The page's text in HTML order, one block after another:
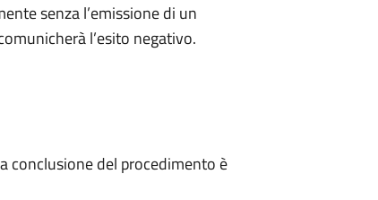
senza l’emissione di un
l’esito negativo.
conclusione del procedimento è